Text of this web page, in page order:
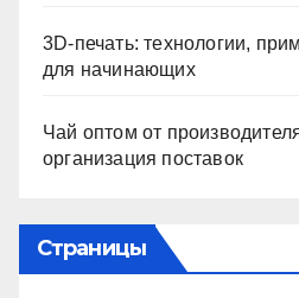
3D-печать: технологии,
для начинающих
Чай оптом от
организация поставок
Страницы